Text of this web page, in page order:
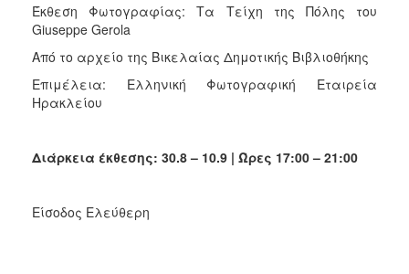
Έκθεση Φωτογραφίας: Τα Τείχη της Πόλης του
Giuseppe Gerola
Από το αρχείο της Βικελαίας Δημοτικής Βιβλιοθήκης
Επιμέλεια: Ελληνική Φωτογραφική Εταιρεία
Ηρακλείου
Διάρκεια έκθεσης: 30.8 – 10.9 | Ώρες 17:00 – 21:00
Είσοδος Ελεύθερη